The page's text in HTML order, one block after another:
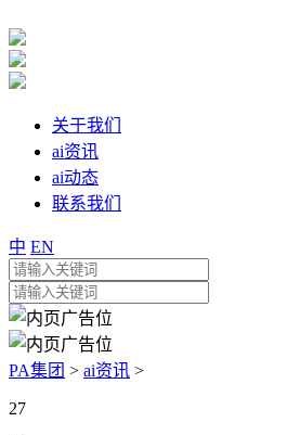
关于我们
ai资讯
ai动态
联系我们
中 EN
PA集团 > ai资讯 >
27